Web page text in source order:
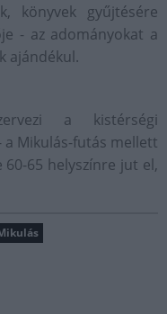
könyvek gyűjtésére
- az adományokat a
ajándékul.
a kistérségi
Mikulás-futás mellett
60-65 helyszínre jut el,